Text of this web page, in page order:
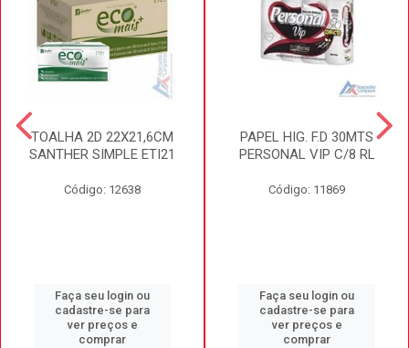
TOALHA 2D 22X21,6CM
SANTHER SIMPLE ETI21
Código: 12638
Faça seu login ou
cadastre-se para
ver preços e
comprar
PAPEL HIG. F.D 30MTS
PERSONAL VIP C/8 RL
Código: 11869
Faça seu login ou
cadastre-se para
ver preços e
comprar